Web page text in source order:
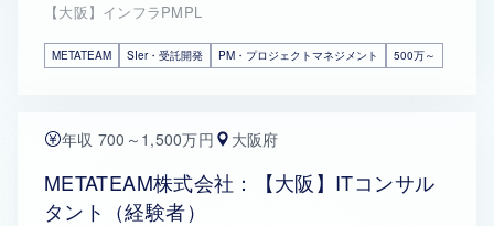
【大阪】インフラPMPL
METATEAM SIer・受託開発 PM・プロジェクトマネジメント 500万～
年収 700～1,500万円 大阪府
METATEAM株式会社：【大阪】ITコンサル
タント（経験者）